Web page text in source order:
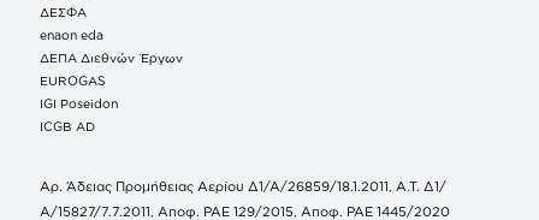
ΔΕΣΦΑ
enaon eda
ΔΕΠΑ Διεθνών Έργων
EUROGAS
IGI Poseidon
ICGB AD
Αρ. Άδειας Προμήθειας Αερίου Δ1/Α/26859/18.1.2011, Α.Τ. Δ1/
Α/15827/7.7.2011, Αποφ. ΡΑΕ 129/2015, Αποφ. ΡΑΕ 1445/2020